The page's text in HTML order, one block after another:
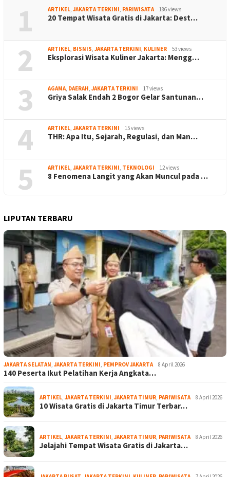
1 ARTIKEL, JAKARTA TERKINI, PARIWISATA 186 views
20 Tempat Wisata Gratis di Jakarta: Dest…
2 ARTIKEL, BISNIS, JAKARTA TERKINI, KULINER 53 views
Eksplorasi Wisata Kuliner Jakarta: Mengg…
3 AGAMA, DAERAH, JAKARTA TERKINI 17 views
Griya Salak Endah 2 Bogor Gelar Santunan…
4 ARTIKEL, JAKARTA TERKINI 15 views
THR: Apa Itu, Sejarah, Regulasi, dan Man…
5 ARTIKEL, JAKARTA TERKINI, TEKNOLOGI 12 views
8 Fenomena Langit yang Akan Muncul pada …
LIPUTAN TERBARU
JAKARTA SELATAN JAKARTA TERKINI PEMPROV JAKARTA 8 April 2026
140 Peserta Ikut Pelatihan Kerja Angkata…
ARTIKEL JAKARTA TERKINI JAKARTA TIMUR PARIWISATA 8 April 2026
10 Wisata Gratis di Jakarta Timur Terbar…
ARTIKEL JAKARTA TERKINI JAKARTA TIMUR PARIWISATA 8 April 2026
Jelajahi Tempat Wisata Gratis di Jakarta…